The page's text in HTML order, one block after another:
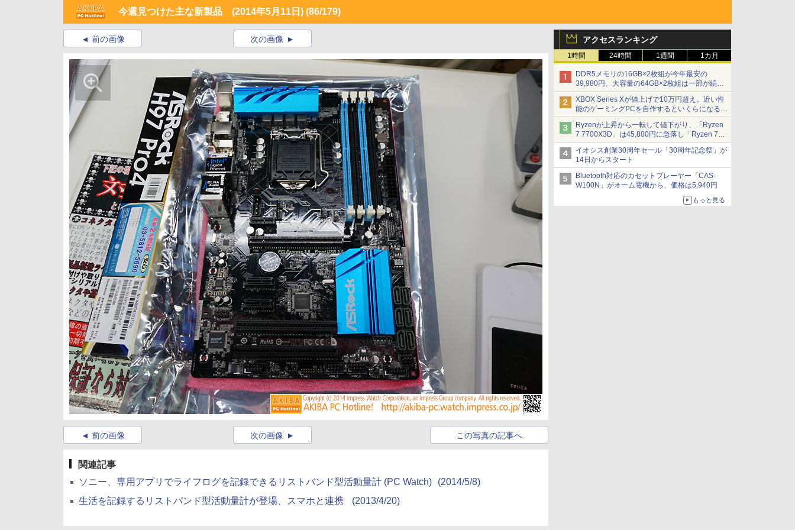
今週見つけた主な新製品 (2014年5月11日) (86/179)
アクセスランキング
1時間 24時間 1週間 1カ月
DDR5メモリの16GB×2枚組が今年最安の
39,980円、大容量の64GB×2枚組は一部が続騰
[8月前半のメモリ価格]
XBOX Series Xが値上げで10万円超え。近い性
能のゲーミングPCを自作するといくらになる？
【石田賀津男の『酒の肴にPCゲーム』】
Ryzenが上昇から一転して値下がり、「Ryzen
7 7700X3D」は45,800円に急落し「Ryzen 7
7800X3D」との価格逆転解消 [8月前半のCPU
価格]
イオシス創業30周年セール「30周年記念祭」が
14日からスタート
Bluetooth対応のカセットプレーヤー「CAS-
W100N」がオーム電機から、価格は5,940円
もっと見る
前の画像 次の画像
前の画像 この写真の記事へ
次の画像
関連記事
ソニー、専用アプリでライフログを記録できるリストバンド型活動量計 (PC Watch)
(2014/5/8)
生活を記録するリストバンド型活動量計が登場、スマホと連携
(2013/4/20)